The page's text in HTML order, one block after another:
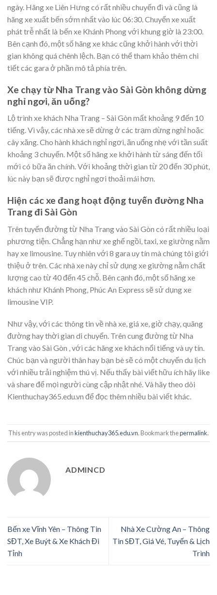
ngày. Hãng xe Liên Hưng có rất nhiều chuyến đi và cũng là
hãng xe xuất bến sớm nhất vào lúc 06:30. Chuyến xe xuất
phát trễ nhất là bến xe Khánh Phong với khung giờ là 23:00.
Bên cạnh đó, một số hãng xe khác cũng khởi hành với thời
gian không quá chênh lệch. Bạn có thể tham khảo thêm chi
tiết các gara ở phần mô tả phía trên.
Xe chạy từ Nha Trang vào Sài Gòn không dừng
nghỉ ngơi, ăn uống?
Lộ trình xe khách Nha Trang – Sài Gòn mất khoảng 9 đến 10
tiếng. Vì vậy, các nhà xe sẽ dừng ở các trạm dừng nghỉ hoặc
cây xăng. Cho hành khách nghỉ ngơi, ăn uống nhẹ với tần suất
khoảng 3 chuyến. Một số hãng xe khởi hành từ sáng đến tối
mới có bữa ăn chính. Với khoảng thời gian từ 20 đến 30 phút,
lúc này bạn sẽ được nghỉ ngơi thoải mái hơn.
Hiện các xe đang hoạt động tuyến đường Nha
Trang đi Sài Gòn
Trên tuyến đường từ Nha Trang vào Sài Gòn có rất nhiều loại
phương tiện. Chẳng hạn như xe ghế ngồi, taxi, xe giường nằm
hay xe limousine. Tuy nhiên với 8 gara uy tín mà chúng tôi giới
thiệu ở trên. Các nhà xe này chỉ sử dụng xe giường nằm chất
lượng cao từ 40 đến 45 chỗ. Bên cạnh đó, một số hãng xe
khách như Khánh Phong, Phúc An Express sẽ sử dụng xe
limousine VIP.
Như vậy, với các thông tin về nhà xe, giá xe, giờ chạy, quãng
đường hay thời gian di chuyển. Trên cung đường từ Nha
Trang vào Sài Gòn , với các hãng xe khách nổi tiếng và uy tín.
Chúc bạn và người thân hay bạn bè sẽ có một chuyến du lịch
với nhiều trải nghiệm thú vị. Nếu thấy bài viết hữu ích hãy like
và share để mọi người cùng cập nhật nhé. Và hãy theo dõi
Kienthuchay365.edu.vn để đọc thêm nhiều bài viết khác.
This entry was posted inkienthuchay365.edu.vn. Bookmark thepermalink.
ADMINCD
Bến xe Vĩnh Yên – Thông Tin
SĐT, Xe Buýt & Xe Khách Đi
Tỉnh
Nhà Xe Cường An – Thông
Tin SĐT, Giá Vé, Tuyến & Lịch
Trình